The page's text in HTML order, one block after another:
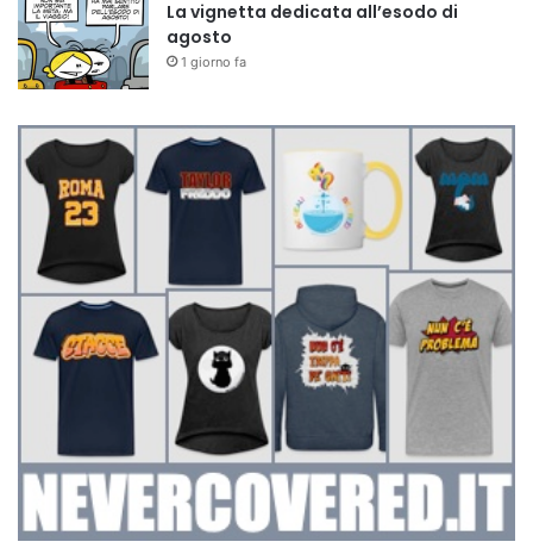
La vignetta dedicata all’esodo di
agosto
1 giorno fa